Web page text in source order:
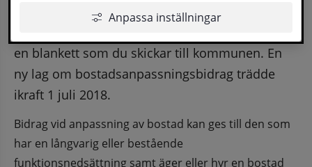
Anpassa inställningar
liv som möjligt. Ansökan om
en blankett som du skickar till kommunen. En
ny lag om bostadsanpassningsbidrag trädde
ikraft 1 juli 2018.
Bidrag vid anpassning av bostad kan ges till den som
har en långvarig eller bestående
funktionsnedsättning samt äger eller hyr en bostad